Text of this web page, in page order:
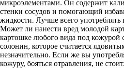
микроэлементами. Он содержит
стенки сосудов и помогающий
жидкости. Лучше всего употреблять
Может ли нанести вред молодой
картошке любого вида под кожурой
солонин, которое считается
незначительно. Если же вы
кожуру, бояться отравления, не стоит.